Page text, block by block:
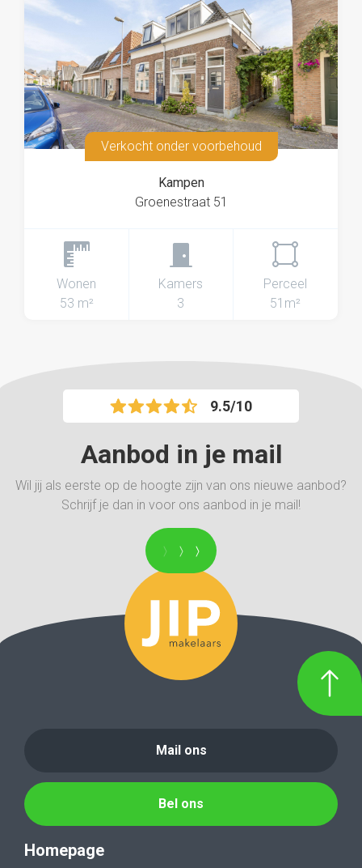
Verkocht onder voorbehoud
Kampen
Groenestraat 51
Wonen
53 m²
Kamers
3
Perceel
51m²
9.5/10
Aanbod in je mail
Wil jij als eerste op de hoogte zijn van ons nieuwe aanbod?
Schrijf je dan in voor ons aanbod in je mail!
Mail ons
Bel ons
Homepage